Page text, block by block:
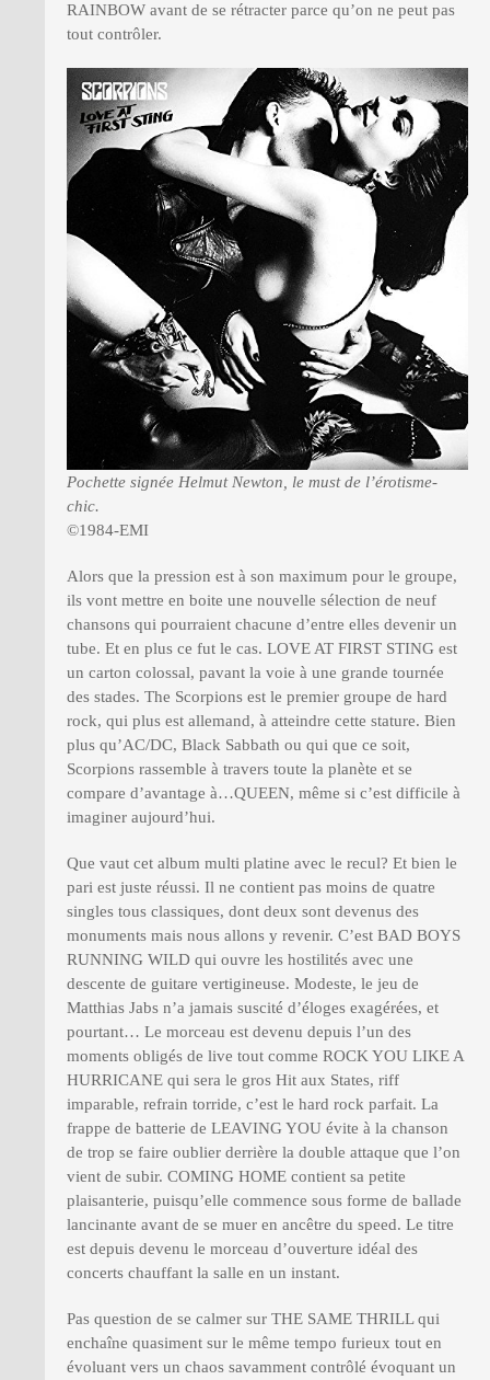
RAINBOW avant de se rétracter parce qu’on ne peut pas
tout contrôler.
Pochette signée Helmut Newton, le must de l’érotisme-
chic.
©1984-EMI
Alors que la pression est à son maximum pour le groupe,
ils vont mettre en boite une nouvelle sélection de neuf
chansons qui pourraient chacune d’entre elles devenir un
tube. Et en plus ce fut le cas. LOVE AT FIRST STING est
un carton colossal, pavant la voie à une grande tournée
des stades. The Scorpions est le premier groupe de hard
rock, qui plus est allemand, à atteindre cette stature. Bien
plus qu’AC/DC, Black Sabbath ou qui que ce soit,
Scorpions rassemble à travers toute la planète et se
compare d’avantage à…QUEEN, même si c’est difficile à
imaginer aujourd’hui.
Que vaut cet album multi platine avec le recul? Et bien le
pari est juste réussi. Il ne contient pas moins de quatre
singles tous classiques, dont deux sont devenus des
monuments mais nous allons y revenir. C’est BAD BOYS
RUNNING WILD qui ouvre les hostilités avec une
descente de guitare vertigineuse. Modeste, le jeu de
Matthias Jabs n’a jamais suscité d’éloges exagérées, et
pourtant… Le morceau est devenu depuis l’un des
moments obligés de live tout comme ROCK YOU LIKE A
HURRICANE qui sera le gros Hit aux States, riff
imparable, refrain torride, c’est le hard rock parfait. La
frappe de batterie de LEAVING YOU évite à la chanson
de trop se faire oublier derrière la double attaque que l’on
vient de subir. COMING HOME contient sa petite
plaisanterie, puisqu’elle commence sous forme de ballade
lancinante avant de se muer en ancêtre du speed. Le titre
est depuis devenu le morceau d’ouverture idéal des
concerts chauffant la salle en un instant.
Pas question de se calmer sur THE SAME THRILL qui
enchaîne quasiment sur le même tempo furieux tout en
évoluant vers un chaos savamment contrôlé évoquant un